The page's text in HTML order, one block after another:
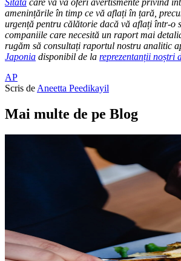
amenințările în timp ce vă aflați în țară,
urgență pentru călătorie dacă vă aflați într-o
companiile care necesită un raport mai
rugăm să consultați raportul nostru analitic
Japonia disponibil de la reprezentanții noștri
AP
Scris de Aneetta Peedikayil
Mai multe de pe Blog